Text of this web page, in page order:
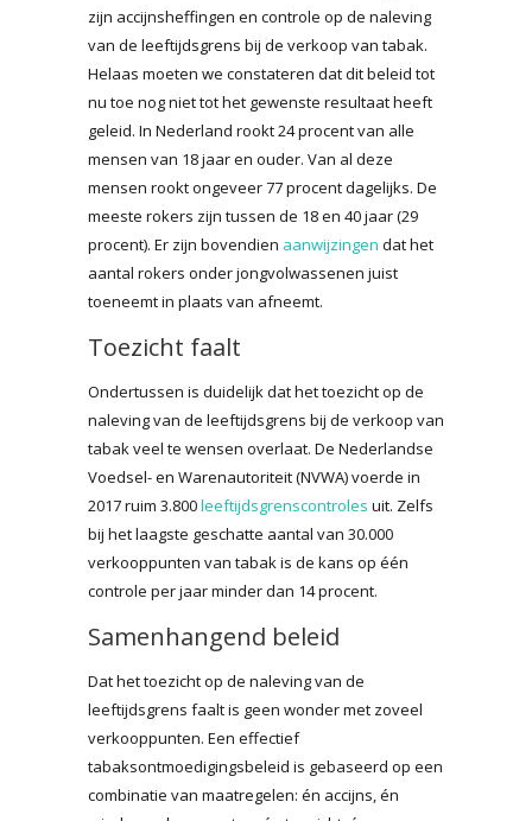
zijn accijnsheffingen en controle op de naleving
van de leeftijdsgrens bij de verkoop van tabak.
Helaas moeten we constateren dat dit beleid tot
nu toe nog niet tot het gewenste resultaat heeft
geleid. In Nederland rookt 24 procent van alle
mensen van 18 jaar en ouder. Van al deze
mensen rookt ongeveer 77 procent dagelijks. De
meeste rokers zijn tussen de 18 en 40 jaar (29
procent). Er zijn bovendien aanwijzingen dat het
aantal rokers onder jongvolwassenen juist
toeneemt in plaats van afneemt.
Toezicht faalt
Ondertussen is duidelijk dat het toezicht op de
naleving van de leeftijdsgrens bij de verkoop van
tabak veel te wensen overlaat. De Nederlandse
Voedsel- en Warenautoriteit (NVWA) voerde in
2017 ruim 3.800leeftijdsgrenscontroles uit. Zelfs
bij het laagste geschatte aantal van 30.000
verkooppunten van tabak is de kans op één
controle per jaar minder dan 14 procent.
Samenhangend beleid
Dat het toezicht op de naleving van de
leeftijdsgrens faalt is geen wonder met zoveel
verkooppunten. Een effectief
tabaksontmoedigingsbeleid is gebaseerd op een
combinatie van maatregelen: én accijns, én